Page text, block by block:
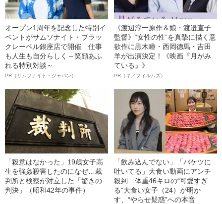
オープン1周年を記念した特別イ
ベントがサムソナイト・ブラッ
クレーベル銀座店で開催 仕事
も人生も自分らしく～笑顔あふ
れる特別対談～
PR（サムソナイト・ジャパン）
《渡辺淳一原作＆娘・渡邉直子
監督》“女性の性”を真摯に描く意
欲作に黒木瞳・西岡德馬・吉田
羊が出演決定！《映画『月がみ
ている』》
PR（キノフィルムズ）
「殺意はなかった」19歳女子高
生を強姦殺害したのになぜ…裁
判所と検察が対立した「驚きの
判決」（昭和42年の事件）
「飲み込んでない」「バケツに
吐いてる」大食い動画にアンチ
殺到…体重46キロの“可愛すぎ
る”大食い女子（24）が明か
す、“やらせ疑惑”への本音